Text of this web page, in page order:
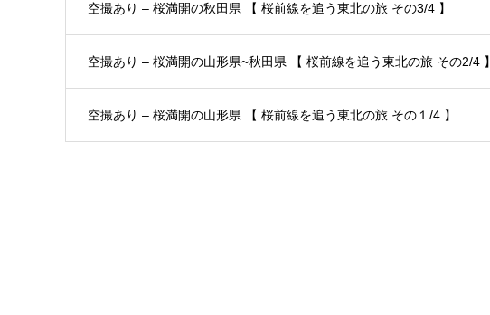
空撮あり – 桜満開の秋田県 【 桜前線を追う東北の旅 その3/4 】
空撮あり – 桜満開の山形県~秋田県 【 桜前線を追う東北の旅 その2/4 】
空撮あり – 桜満開の山形県 【 桜前線を追う東北の旅 その１/4 】